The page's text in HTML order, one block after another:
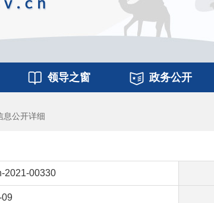
领导之窗 政务公开
息公开详细
2021-00330
09